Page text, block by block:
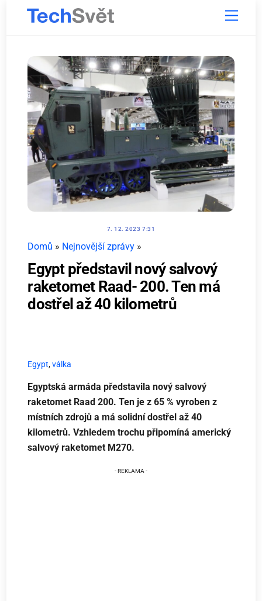
Menu
7. 12. 2023 7:31
Domů » Nejnovější zprávy »
Egypt představil nový salvový
raketomet Raad- 200. Ten má
dostřel až 40 kilometrů
Egypt,válka
Egyptská armáda představila nový salvový
raketomet Raad 200. Ten je z 65 % vyroben z
místních zdrojů a má solidní dostřel až 40
kilometrů. Vzhledem trochu připomíná americký
salvový raketomet M270.